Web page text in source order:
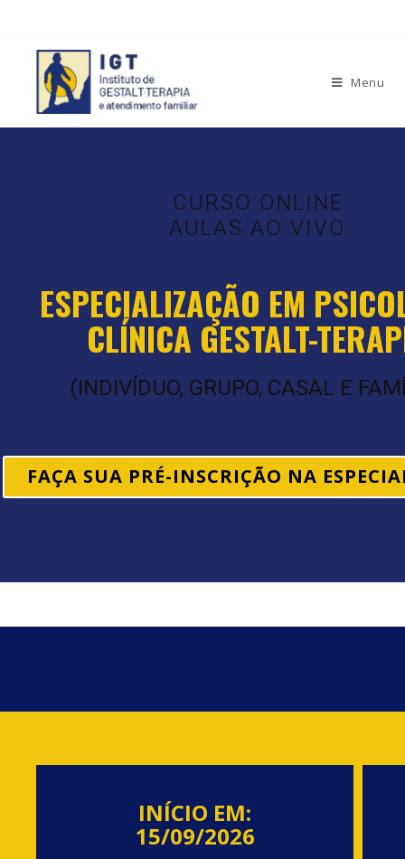
Menu
CURSO ONLINE
AULAS AO VIVO
ESPECIALIZAÇÃO EM
CLÍNICA GESTALT-
(INDIVÍDUO, GRUPO, CASAL E
FAÇA SUA PRÉ-INSCRIÇÃO NA
INÍCIO EM:
15/09/2026